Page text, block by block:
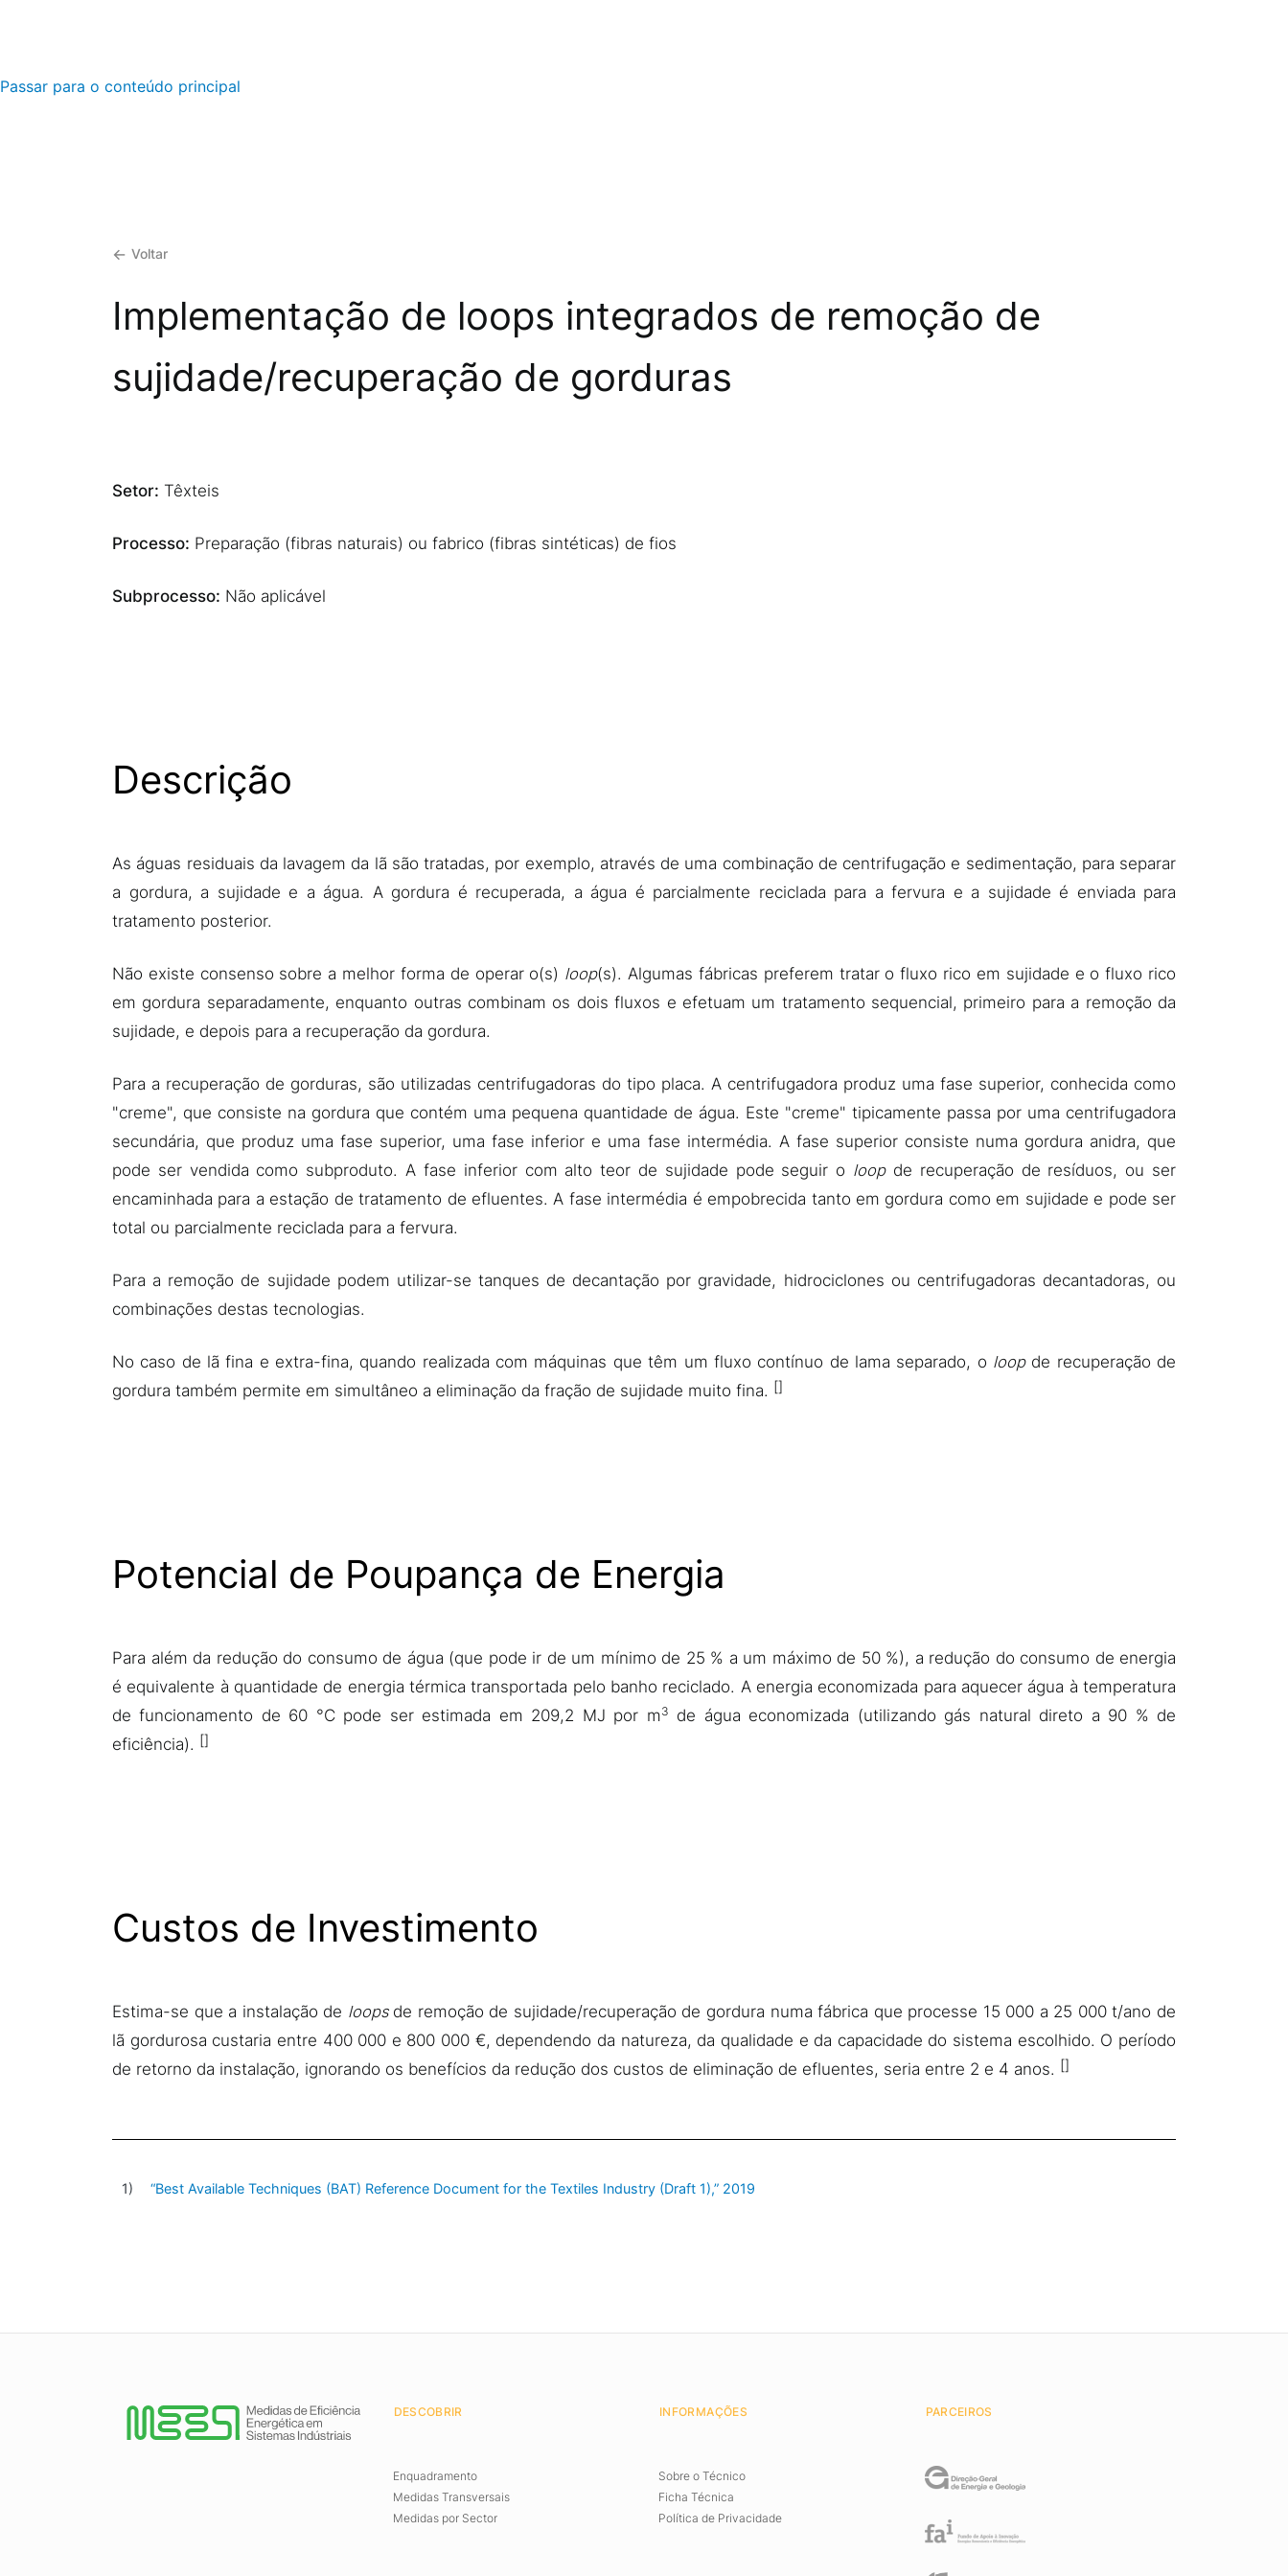
Passar para o conteúdo principal
Voltar
Implementação de loops integrados de remoção de
sujidade/recuperação de gorduras
Setor: Têxteis
Processo: Preparação (fibras naturais) ou fabrico (fibras sintéticas) de fios
Subprocesso: Não aplicável
Descrição
As águas residuais da lavagem da lã são tratadas, por exemplo, através de uma combinação de centrifugação e sedimentação, para separar
a gordura, a sujidade e a água. A gordura é recuperada, a água é parcialmente reciclada para a fervura e a sujidade é enviada para
tratamento posterior.
Não existe consenso sobre a melhor forma de operar o(s) loop(s). Algumas fábricas preferem tratar o fluxo rico em sujidade e o fluxo rico
em gordura separadamente, enquanto outras combinam os dois fluxos e efetuam um tratamento sequencial, primeiro para a remoção da
sujidade, e depois para a recuperação da gordura.
Para a recuperação de gorduras, são utilizadas centrifugadoras do tipo placa. A centrifugadora produz uma fase superior, conhecida como
"creme", que consiste na gordura que contém uma pequena quantidade de água. Este "creme" tipicamente passa por uma centrifugadora
secundária, que produz uma fase superior, uma fase inferior e uma fase intermédia. A fase superior consiste numa gordura anidra, que
pode ser vendida como subproduto. A fase inferior com alto teor de sujidade pode seguir o loopde recuperação de resíduos, ou ser
encaminhada para a estação de tratamento de efluentes. A fase intermédia é empobrecida tanto em gordura como em sujidade e pode ser
total ou parcialmente reciclada para a fervura.
Para a remoção de sujidade podem utilizar-se tanques de decantação por gravidade, hidrociclones ou centrifugadoras decantadoras, ou
combinações destas tecnologias.
No caso de lã fina e extra-fina, quando realizada com máquinas que têm um fluxo contínuo de lama separado, o loopde recuperação de
gordura também permite em simultâneo a eliminação da fração de sujidade muito fina.
Potencial de Poupança de Energia
Para além da redução do consumo de água (que pode ir de um mínimo de 25 % a um máximo de 50 %), a redução do consumo de energia
é equivalente à quantidade de energia térmica transportada pelo banho reciclado. A energia economizada para aquecer água à temperatura
de funcionamento de 60 °C pode ser estimada em 209,2 MJ por m3
de água economizada (utilizando gás natural direto a 90 % de
eficiência).
Custos de Investimento
Estima-se que a instalação de loopsde remoção de sujidade/recuperação de gordura numa fábrica que processe 15 000 a 25 000 t/ano de
lã gordurosa custaria entre 400 000 e 800 000 €, dependendo da natureza, da qualidade e da capacidade do sistema escolhido. O período
de retorno da instalação, ignorando os benefícios da redução dos custos de eliminação de efluentes, seria entre 2 e 4 anos.
“Best Available Techniques (BAT) Reference Document for the Textiles Industry (Draft 1),” 2019
DESCOBRIR
Enquadramento
Medidas Transversais
Medidas por Sector
INFORMAÇÕES
Sobre o Técnico
Ficha Técnica
Política de Privacidade
PARCEIROS